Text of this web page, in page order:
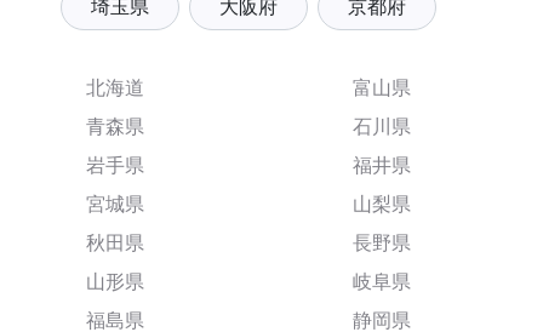
埼玉県 大阪府 京都府
北海道
青森県
岩手県
宮城県
秋田県
山形県
福島県
富山県
石川県
福井県
山梨県
長野県
岐阜県
静岡県